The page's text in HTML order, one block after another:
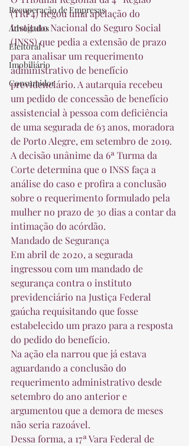
Recuperação de Empresas
Advogados
Eleitoral
Imobiliário
Consumidor
(TRF4) negou uma apelação do
Instituto Nacional do Seguro Social
(INSS) que pedia a extensão de prazo
para analisar um requerimento
administrativo de benefício
previdenciário. A autarquia recebeu
um pedido de concessão de benefício
assistencial à pessoa com deficiência
de uma segurada de 63 anos, moradora
de Porto Alegre, em setembro de 2019.
A decisão unânime da 6ª Turma da
Corte determina que o INSS faça a
análise do caso e profira a conclusão
sobre o requerimento formulado pela
mulher no prazo de 30 dias a contar da
intimação do acórdão.
Mandado de Segurança
Em abril de 2020, a segurada
ingressou com um mandado de
segurança contra o instituto
previdenciário na Justiça Federal
gaúcha requisitando que fosse
estabelecido um prazo para a resposta
do pedido do benefício.
Na ação ela narrou que já estava
aguardando a conclusão do
requerimento administrativo desde
setembro do ano anterior e
argumentou que a demora de meses
não seria razoável.
Dessa forma, a 17ª Vara Federal de